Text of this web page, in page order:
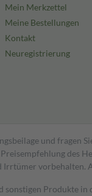
Mein Merkzettel
Meine Bestellungen
Kontakt
Neuregistrierung
und
des
vorbehalten.
Produkte